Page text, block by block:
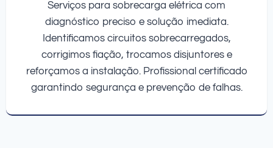
Serviços para sobrecarga elétrica com
diagnóstico preciso e solução imediata.
Identificamos circuitos sobrecarregados,
corrigimos fiação, trocamos disjuntores e
reforçamos a instalação. Profissional certificado
garantindo segurança e prevenção de falhas.